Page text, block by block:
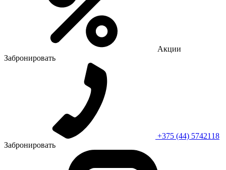
Акции
Забронировать
+375 (44) 5742118
Забронировать